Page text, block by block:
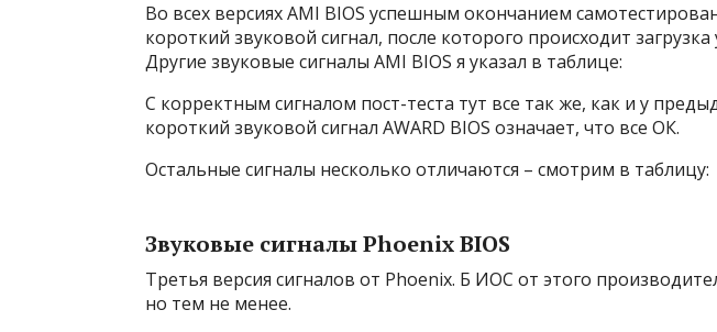
Во всех версиях AMI BIOS успешным окончанием
короткий звуковой сигнал, после которого происходит загрузка
Другие звуковые сигналы AMI BIOS я указал в таблице:
C корректным сигналом пост-теста тут все так же, как и у
короткий звуковой сигнал AWARD BIOS означает, что все ОК.
Остальные сигналы несколько отличаются – смотрим в таблицу:
Звуковые сигналы Phoenix BIOS
Третья версия сигналов от Phoenix. Б ИОС от этого
но тем не менее.